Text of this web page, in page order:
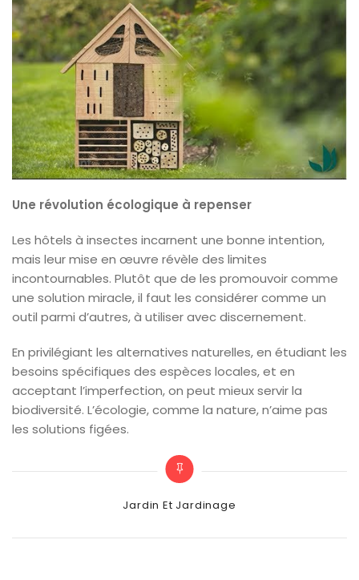
Une révolution écologique à repenser
Les hôtels à insectes incarnent une bonne intention,
mais leur mise en œuvre révèle des limites
incontournables. Plutôt que de les promouvoir comme
une solution miracle, il faut les considérer comme un
outil parmi d’autres, à utiliser avec discernement.
En privilégiant les alternatives naturelles, en étudiant les
besoins spécifiques des espèces locales, et en
acceptant l’imperfection, on peut mieux servir la
biodiversité. L’écologie, comme la nature, n’aime pas
les solutions figées.
Categories
Jardin Et Jardinage